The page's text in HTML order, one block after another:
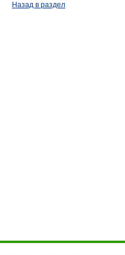
Назад в раздел